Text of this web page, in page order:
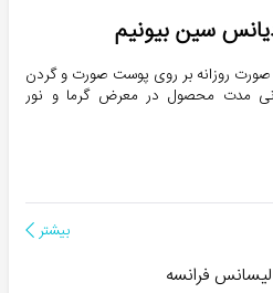
سین بیونیم
صورت روزانه بر روی پوست صورت و گردن
مدت محصول در معرض گرما و نور
بیشتر
فرانسه